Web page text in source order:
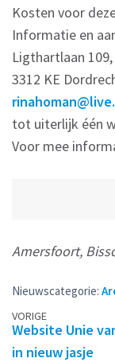
Kosten voor
Informatie en
Ligthartlaan 109,
3312 KE
tot uiterlijk één
Voor mee
Amersfoort,
Nieuwscategorie:
VORIGE
Website Unie
in nieuw jasje